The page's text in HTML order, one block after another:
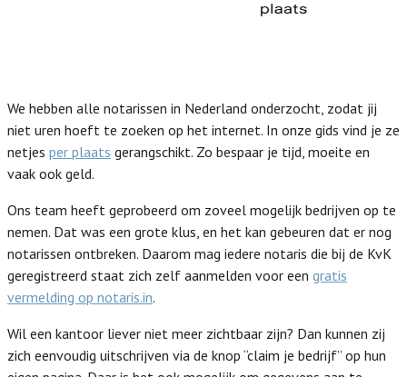
We hebben alle notarissen in Nederland onderzocht, zodat jij
niet uren hoeft te zoeken op het internet. In onze gids vind je ze
netjes per plaats gerangschikt. Zo bespaar je tijd, moeite en
vaak ook geld.
Ons team heeft geprobeerd om zoveel mogelijk bedrijven op te
nemen. Dat was een grote klus, en het kan gebeuren dat er nog
notarissen ontbreken. Daarom mag iedere notaris die bij de KvK
geregistreerd staat zich zelf aanmelden voor een gratis
vermelding op notaris.in.
Wil een kantoor liever niet meer zichtbaar zijn? Dan kunnen zij
zich eenvoudig uitschrijven via de knop “claim je bedrijf” op hun